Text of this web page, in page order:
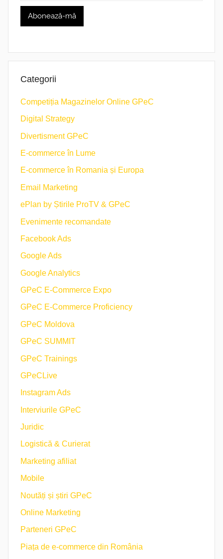
Categorii
Competiția Magazinelor Online GPeC
Digital Strategy
Divertisment GPeC
E-commerce în Lume
E-commerce în Romania și Europa
Email Marketing
ePlan by Știrile ProTV & GPeC
Evenimente recomandate
Facebook Ads
Google Ads
Google Analytics
GPeC E-Commerce Expo
GPeC E-Commerce Proficiency
GPeC Moldova
GPeC SUMMIT
GPeC Trainings
GPeCLive
Instagram Ads
Interviurile GPeC
Juridic
Logistică & Curierat
Marketing afiliat
Mobile
Noutăți și știri GPeC
Online Marketing
Parteneri GPeC
Piața de e-commerce din România